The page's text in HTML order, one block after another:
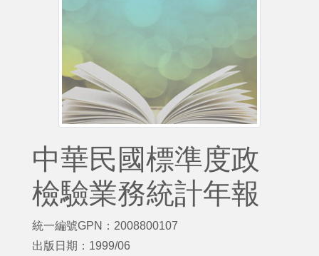
中華民國標準度政
檢驗業務統計年報
統一編號GPN：2008800107
出版日期：1999/06